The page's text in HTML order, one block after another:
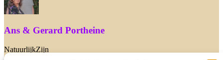
Ans & Gerard Portheine
NatuurlijkZijn